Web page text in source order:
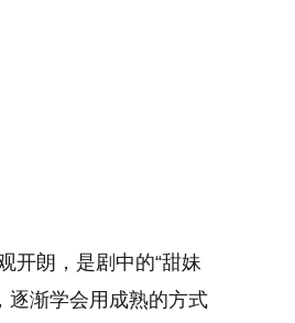
开朗，是剧中的“甜妹
逐渐学会用成熟的方式